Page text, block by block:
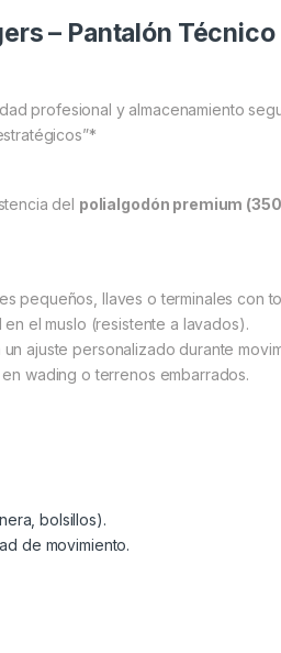
– Pantalón
profesional y almacenamiento
del polialgodón premium
pequeños, llaves o terminales con
el muslo (resistente a lavados).
ajuste personalizado durante
wading o terrenos embarrados.
bolsillos).
de movimiento.